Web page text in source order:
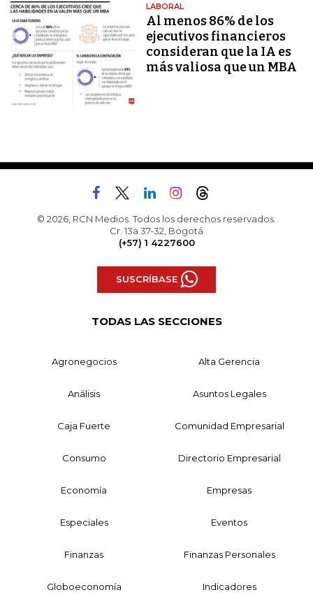
LABORAL
Al menos 86% de los
ejecutivos financieros
consideran que la IA es
más valiosa que un MBA
© 2026, RCN Medios. Todos los derechos reservados.
Cr. 13a 37-32, Bogotá
(+57) 1 4227600
SUSCRÍBASE
TODAS LAS SECCIONES
Agronegocios Alta Gerencia
Análisis Asuntos Legales
Caja Fuerte Comunidad Empresarial
Consumo Directorio Empresarial
Economía Empresas
Especiales Eventos
Finanzas Finanzas Personales
Globoeconomía Indicadores